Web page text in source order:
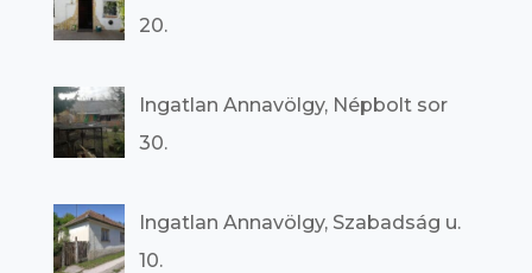
20.
Ingatlan Annavölgy, Népbolt sor
30.
Ingatlan Annavölgy, Szabadság u.
10.